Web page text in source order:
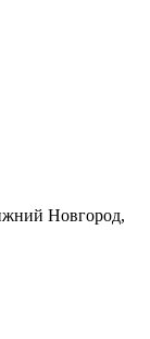
Новгород,